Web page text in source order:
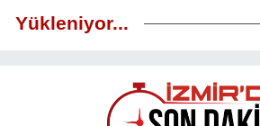
Yükleniyor...